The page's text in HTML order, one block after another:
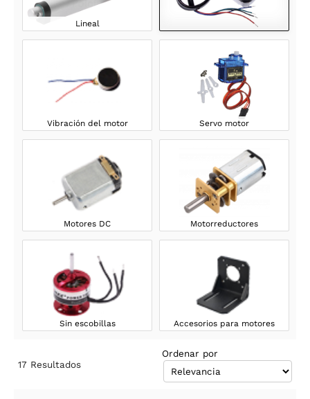
Lineal
Vibración del motor Servo motor
Motores DC Motorreductores
Sin escobillas Accesorios para motores
17 Resultados
Ordenar por